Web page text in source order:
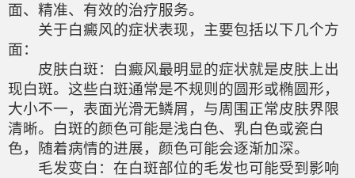
面、精准、有效的治疗服务。
关于白癜风的症状表现，主要包括以下几个方
面：
皮肤白斑：白癜风最明显的症状就是皮肤上出
现白斑。这些白斑通常是不规则的圆形或椭圆形，
大小不一，表面光滑无鳞屑，与周围正常皮肤界限
清晰。白斑的颜色可能是浅白色、乳白色或瓷白
色，随着病情的进展，颜色可能会逐渐加深。
毛发变白：在白斑部位的毛发也可能受到影响